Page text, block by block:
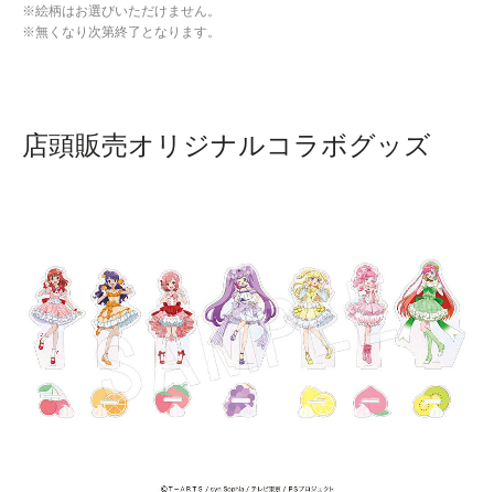
※絵柄はお選びいただけません。
※無くなり次第終了となります。
店頭販売オリジナルコラボグッズ